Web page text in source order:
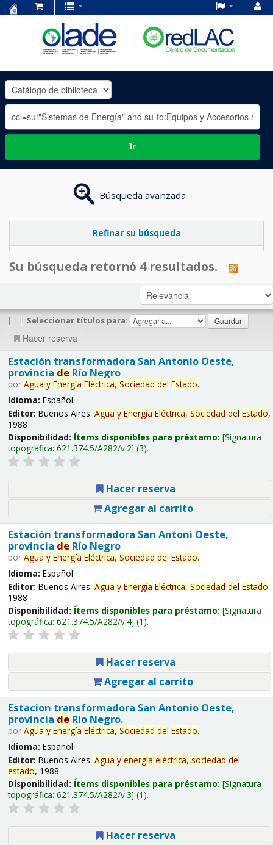
OLADE
-
Ir
Búsqueda avanzada
Refinar su búsqueda
Su búsqueda retornó 4 resultados.
| | Seleccionar títulos para:
Hacer reserva
Estación transformadora San Antonio Oeste,
provincia deRío Negro
por Agua y Energía Eléctrica, Sociedad del Estado.
Idioma: Español
Editor: Buenos Aires: Agua y Energía Eléctrica, Sociedad del Estado,
1988
Disponibilidad: Ítems disponibles para préstamo: Signatura
topográfica: 621.374.5/A282/v.2 (3).
Hacer reserva
Agregar al carrito
Estación transformadora San Antoni Oeste,
provincia deRío Negro
por Agua y Energía Eléctrica, Sociedad del Estado.
Idioma: Español
Editor: Buenos Aires: Agua y Energía Eléctrica, Sociedad del Estado,
1988
Disponibilidad: Ítems disponibles para préstamo: Signatura
topográfica: 621.374.5/A282/v.4 (1).
Hacer reserva
Agregar al carrito
Estacion transformadora San Antonio Oeste,
provincia deRío Negro.
por Agua y Energía Eléctrica, Sociedad del Estado.
Idioma: Español
Editor: Buenos Aires: Agua y energía eléctrica, sociedad del
estado, 1988
Disponibilidad: Ítems disponibles para préstamo: Signatura
topográfica: 621.374.5/A282/v.3 (1).
Hacer reserva